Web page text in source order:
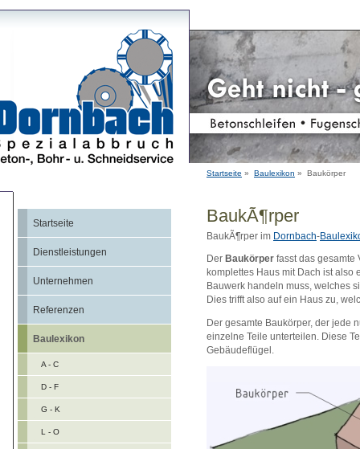
BaukÃ¶rper
BaukÃ¶rper im Dornbach-
Der Baukörper fasst das gesamte
komplettes Haus mit Dach ist also
Bauwerk handeln muss, welches
Dies trifft also auf ein Haus zu,
Der gesamte Baukörper, der jede
einzelne Teile unterteilen. Diese
Gebäudeflügel.
Startseite » Baulexikon » Baukörper
Startseite
Dienstleistungen
Unternehmen
Referenzen
Baulexikon
A - C
D - F
G - K
L - O